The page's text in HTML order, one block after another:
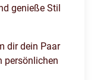
genieße Stil
dir dein Paar
persönlichen